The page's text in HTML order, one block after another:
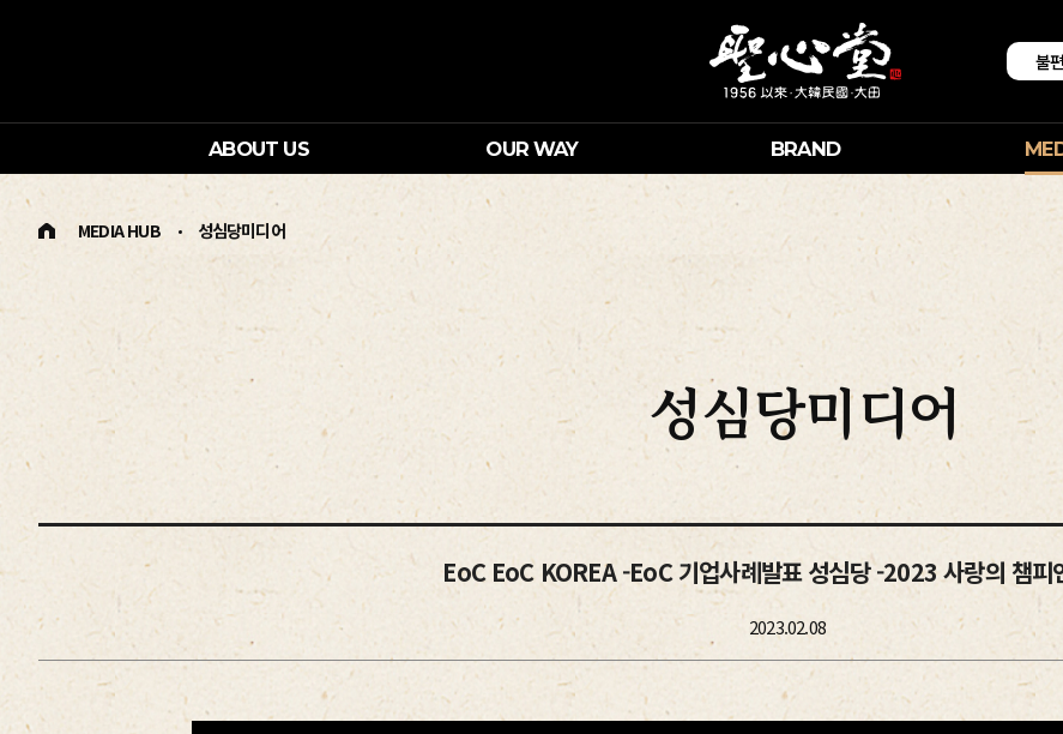
불
ABOUT US OUR WAY BRAND
MEDIA HUB 성심당미디어
성심당미디어
EoC EoC KOREA -EoC 기업사례발표 성심당 -2023 사랑의 챔피
2023.02.08